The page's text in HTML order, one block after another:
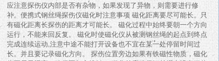
应注意探伤仪内部是否有杂物，如果发现了异物，则需要进行修
补。便携式钢丝绳探伤仪磁化时注意事项 磁化距离要尽可能长。只
有磁化距离长探伤的距离才可能长。 磁化过程中始终要朝一个方向
运行，不能来回反复。 磁化时使磁化仪从被测钢丝绳的起点到终点
完成连续运动,注意中途不能打开设备也不宜在某一处停留时间过
长。并且要记录磁化方向。 探伤位置旁边如果有铁磁性物质，磁化